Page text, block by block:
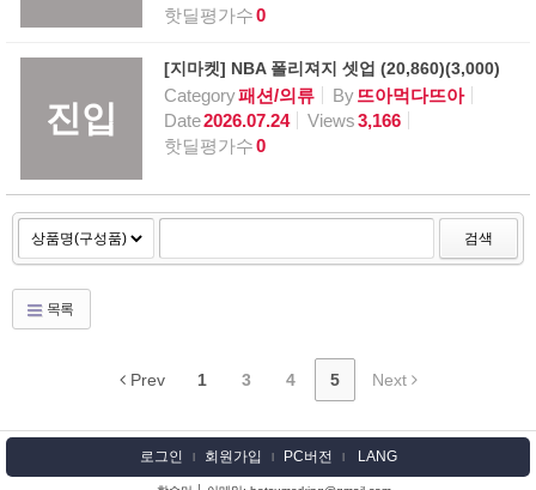
핫딜평가수0
진입
[지마켓] NBA 폴리져지 셋업 (20,860)(3,000)
Category패션/의류 By뜨아먹다뜨아
Date2026.07.24 Views3,166
핫딜평가수0
검색
목록
Prev 1 3 4 5 Next
로그인 l 회원가입 l PC버전 l LANG